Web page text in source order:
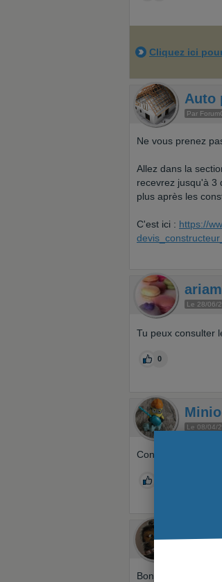
Cliquez ici
Auto
Par
Ne vous prenez
Allez dans la
recevrez jusqu'à 3
plus après les
C'est ici : https://
Le 28/06/
Tu peux consulter
0
Le 08/04/
Constructeur
Bonjour,